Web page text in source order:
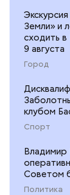
Земли» и
сходить
9 августа
Город
клубом
Спорт
Владимир
Советом
Политика